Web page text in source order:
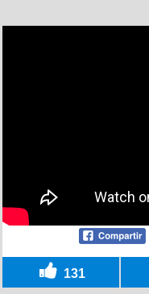
131